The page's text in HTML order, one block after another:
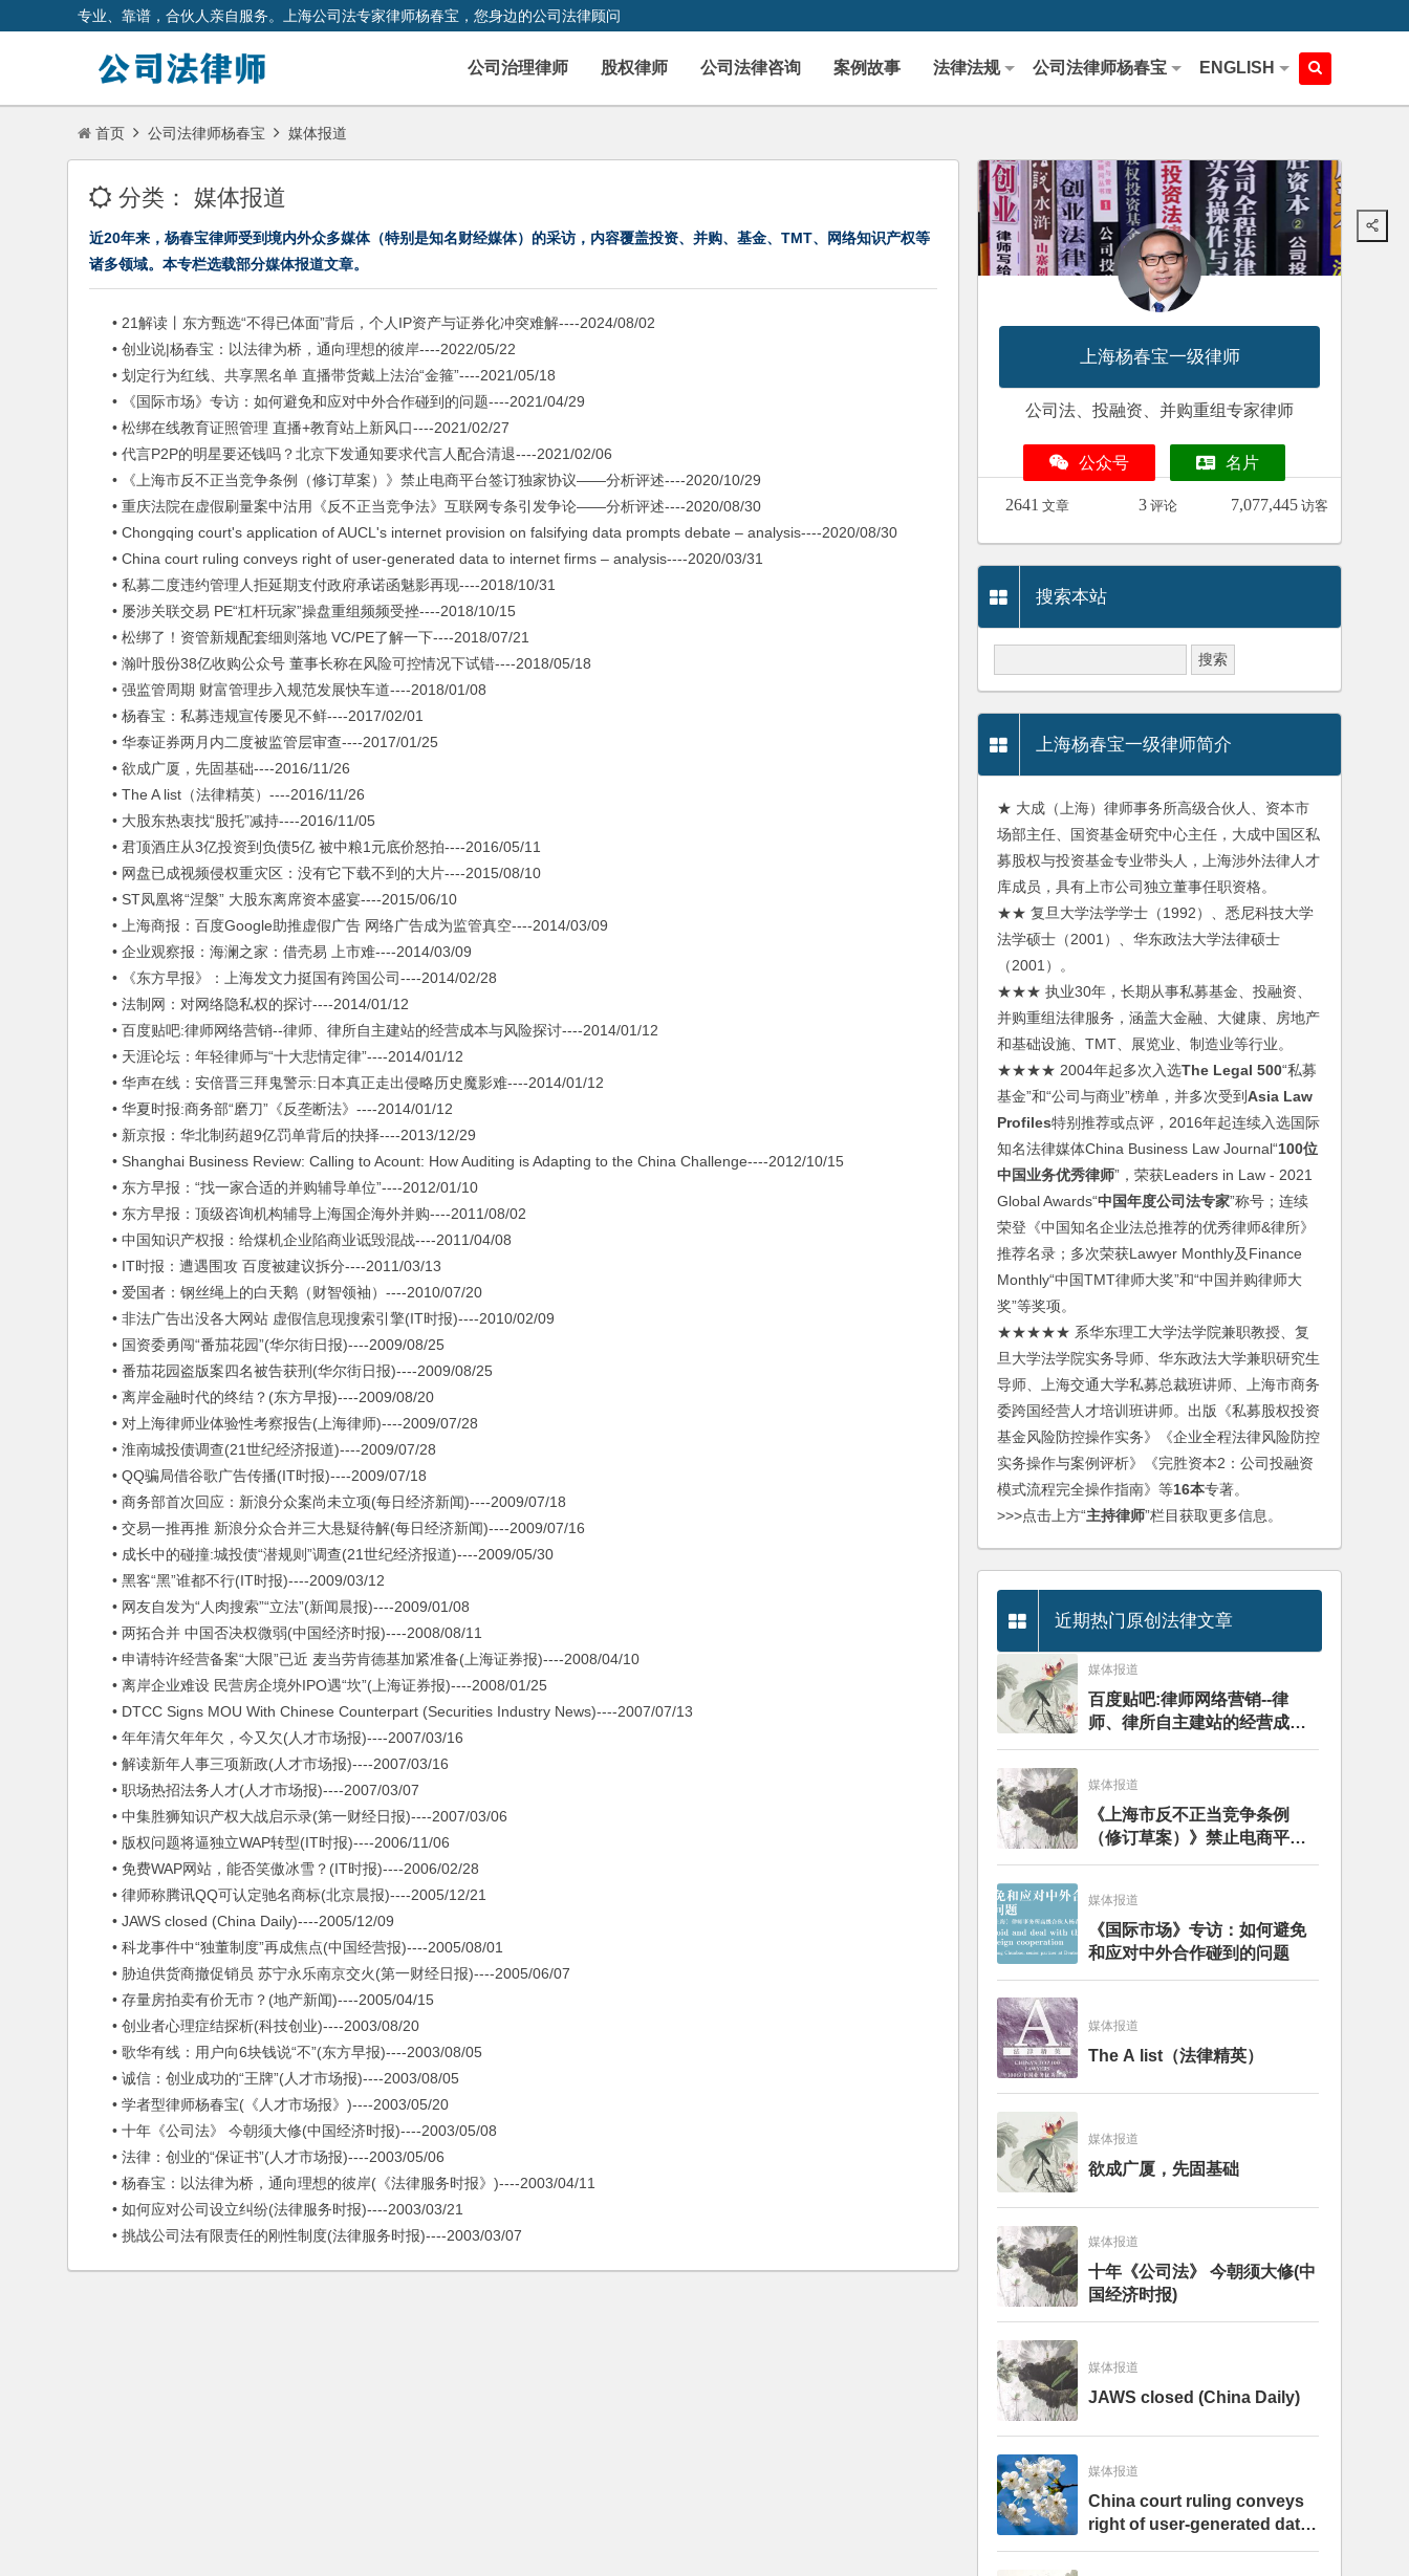
专业、靠谱，合伙人亲自服务。上海公司法专家律师杨春宝，您身边的公司法律顾问
公司治理律师 股权律师 公司法律咨询 案例故事 法律法规 公司法律师杨春宝 ENGLISH
首页 公司法律师杨春宝 媒体报道
分类： 媒体报道
近20年来，杨春宝律师受到境内外众多媒体（特别是知名财经媒体）的采访，内容覆盖投资、并购、基金、TMT、网络知识产权等
诸多领域。本专栏选载部分媒体报道文章。
• 21解读丨东方甄选“不得已体面”背后，个人IP资产与证券化冲突难解----2024/08/02
• 创业说|杨春宝：以法律为桥，通向理想的彼岸----2022/05/22
• 划定行为红线、共享黑名单 直播带货戴上法治“金箍”----2021/05/18
• 《国际市场》专访：如何避免和应对中外合作碰到的问题----2021/04/29
• 松绑在线教育证照管理 直播+教育站上新风口----2021/02/27
• 代言P2P的明星要还钱吗？北京下发通知要求代言人配合清退----2021/02/06
• 《上海市反不正当竞争条例（修订草案）》禁⽌电商平台签订独家协议——分析评述----2020/10/29
• 重庆法院在虚假刷量案中沽用《反不正当竞争法》互联网专条引发争论——分析评述----2020/08/30
• Chongqing court's application of AUCL's internet provision on falsifying data prompts debate – analysis----2020/08/30
• China court ruling conveys right of user-generated data to internet firms – analysis----2020/03/31
• 私募二度违约管理人拒延期支付政府承诺函魅影再现----2018/10/31
• 屡涉关联交易 PE“杠杆玩家”操盘重组频频受挫----2018/10/15
• 松绑了！资管新规配套细则落地 VC/PE了解一下----2018/07/21
• 瀚叶股份38亿收购公众号 董事长称在风险可控情况下试错----2018/05/18
• 强监管周期 财富管理步入规范发展快车道----2018/01/08
• 杨春宝：私募违规宣传屡见不鲜----2017/02/01
• 华泰证券两月内二度被监管层审查----2017/01/25
• 欲成广厦，先固基础----2016/11/26
• The A list（法律精英）----2016/11/26
• 大股东热衷找“股托”减持----2016/11/05
• 君顶酒庄从3亿投资到负债5亿 被中粮1元底价怒拍----2016/05/11
• 网盘已成视频侵权重灾区：没有它下载不到的大片----2015/08/10
• ST凤凰将“涅槃” 大股东离席资本盛宴----2015/06/10
• 上海商报：百度Google助推虚假广告 网络广告成为监管真空----2014/03/09
• 企业观察报：海澜之家：借壳易 上市难----2014/03/09
• 《东方早报》：上海发文力挺国有跨国公司----2014/02/28
• 法制网：对网络隐私权的探讨----2014/01/12
• 百度贴吧:律师网络营销--律师、律所自主建站的经营成本与风险探讨----2014/01/12
• 天涯论坛：年轻律师与“十大悲情定律”----2014/01/12
• 华声在线：安倍晋三拜鬼警示:日本真正走出侵略历史魔影难----2014/01/12
• 华夏时报:商务部“磨刀”《反垄断法》----2014/01/12
• 新京报：华北制药超9亿罚单背后的抉择----2013/12/29
• Shanghai Business Review: Calling to Acount: How Auditing is Adapting to the China Challenge----2012/10/15
• 东方早报：“找一家合适的并购辅导单位”----2012/01/10
• 东方早报：顶级咨询机构辅导上海国企海外并购----2011/08/02
• 中国知识产权报：给煤机企业陷商业诋毁混战----2011/04/08
• IT时报：遭遇围攻 百度被建议拆分----2011/03/13
• 爱国者：钢丝绳上的白天鹅（财智领袖）----2010/07/20
• 非法广告出没各大网站 虚假信息现搜索引擎(IT时报)----2010/02/09
• 国资委勇闯“番茄花园”(华尔街日报)----2009/08/25
• 番茄花园盗版案四名被告获刑(华尔街日报)----2009/08/25
• 离岸金融时代的终结？(东方早报)----2009/08/20
• 对上海律师业体验性考察报告(上海律师)----2009/07/28
• 淮南城投债调查(21世纪经济报道)----2009/07/28
• QQ骗局借谷歌广告传播(IT时报)----2009/07/18
• 商务部首次回应：新浪分众案尚未立项(每日经济新闻)----2009/07/18
• 交易一推再推 新浪分众合并三大悬疑待解(每日经济新闻)----2009/07/16
• 成长中的碰撞:城投债“潜规则”调查(21世纪经济报道)----2009/05/30
• 黑客“黑”谁都不行(IT时报)----2009/03/12
• 网友自发为“人肉搜索”“立法”(新闻晨报)----2009/01/08
• 两拓合并 中国否决权微弱(中国经济时报)----2008/08/11
• 申请特许经营备案“大限”已近 麦当劳肯德基加紧准备(上海证券报)----2008/04/10
• 离岸企业难设 民营房企境外IPO遇“坎”(上海证券报)----2008/01/25
• DTCC Signs MOU With Chinese Counterpart (Securities Industry News)----2007/07/13
• 年年清欠年年欠，今又欠(人才市场报)----2007/03/16
• 解读新年人事三项新政(人才市场报)----2007/03/16
• 职场热招法务人才(人才市场报)----2007/03/07
• 中集胜狮知识产权大战启示录(第一财经日报)----2007/03/06
• 版权问题将逼独立WAP转型(IT时报)----2006/11/06
• 免费WAP网站，能否笑傲冰雪？(IT时报)----2006/02/28
• 律师称腾讯QQ可认定驰名商标(北京晨报)----2005/12/21
• JAWS closed (China Daily)----2005/12/09
• 科龙事件中“独董制度”再成焦点(中国经营报)----2005/08/01
• 胁迫供货商撤促销员 苏宁永乐南京交火(第一财经日报)----2005/06/07
• 存量房拍卖有价无市？(地产新闻)----2005/04/15
• 创业者心理症结探析(科技创业)----2003/08/20
• 歌华有线：用户向6块钱说“不”(东方早报)----2003/08/05
• 诚信：创业成功的“王牌”(人才市场报)----2003/08/05
• 学者型律师杨春宝(《人才市场报》)----2003/05/20
• 十年《公司法》 今朝须大修(中国经济时报)----2003/05/08
• 法律：创业的“保证书”(人才市场报)----2003/05/06
• 杨春宝：以法律为桥，通向理想的彼岸(《法律服务时报》)----2003/04/11
• 如何应对公司设立纠纷(法律服务时报)----2003/03/21
• 挑战公司法有限责任的刚性制度(法律服务时报)----2003/03/07
上海杨春宝一级律师
公司法、投融资、并购重组专家律师
公众号 名片
2641 文章 3 评论 7,077,445 访客
搜索本站
上海杨春宝一级律师简介
★ 大成（上海）律师事务所高级合伙人、资本市
场部主任、国资基金研究中心主任，大成中国区私
募股权与投资基金专业带头人，上海涉外法律人才
库成员，具有上市公司独立董事任职资格。
★★ 复旦大学法学学士（1992）、悉尼科技大学
法学硕士（2001）、华东政法大学法律硕士
（2001）。
★★★ 执业30年，长期从事私募基金、投融资、
并购重组法律服务，涵盖大金融、大健康、房地产
和基础设施、TMT、展览业、制造业等行业。
★★★★ 2004年起多次入选The Legal 500“私募
基金”和“公司与商业”榜单，并多次受到Asia Law
Profiles特别推荐或点评，2016年起连续入选国际
知名法律媒体China Business Law Journal“100位
中国业务优秀律师”，荣获Leaders in Law - 2021
Global Awards“中国年度公司法专家”称号；连续
荣登《中国知名企业法总推荐的优秀律师&律所》
推荐名录；多次荣获Lawyer Monthly及Finance
Monthly“中国TMT律师大奖”和“中国并购律师大
奖”等奖项。
★★★★★ 系华东理工大学法学院兼职教授、复
旦大学法学院实务导师、华东政法大学兼职研究生
导师、上海交通大学私募总裁班讲师、上海市商务
委跨国经营人才培训班讲师。出版《私募股权投资
基金风险防控操作实务》《企业全程法律风险防控
实务操作与案例评析》《完胜资本2：公司投融资
模式流程完全操作指南》等16本专著。
>>>点击上方“主持律师”栏目获取更多信息。
近期热门原创法律文章
媒体报道
百度贴吧:律师网络营销--律
师、律所自主建站的经营成本
与风险探讨
媒体报道
《上海市反不正当竞争条例
（修订草案）》禁⽌电商平台
签订独家协议——分析评述
媒体报道
《国际市场》专访：如何避免
和应对中外合作碰到的问题
媒体报道
The A list（法律精英）
媒体报道
欲成广厦，先固基础
媒体报道
十年《公司法》 今朝须大修(中
国经济时报)
媒体报道
JAWS closed (China Daily)
媒体报道
China court ruling conveys
right of user-generated data
to internet firms – analysis